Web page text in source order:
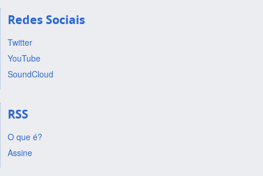
Redes Sociais
Twitter
YouTube
SoundCloud
RSS
O que é?
Assine